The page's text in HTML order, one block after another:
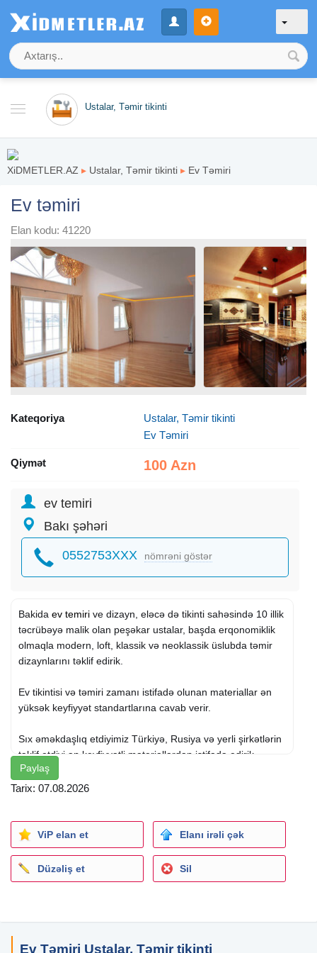
Ustalar, Təmir tikinti
XiDMETLER.AZ ▸ Ustalar, Təmir tikinti ▸ Ev Təmiri
Ev təmiri
Elan kodu: 41220
Kateqoriya
Ustalar, Təmir tikinti
Ev Təmiri
Qiymət 100 Azn
ev temiri
Bakı şəhəri
0552753XXX nömrəni göstər
Bakida ev temiri ve dizayn, eləcə də tikinti sahəsində 10 illik
təcrübəyə malik olan peşəkar ustalar, başda erqonomiklik
olmaqla modern, loft, klassik və neoklassik üslubda təmir
dizaynlarını təklif edirik.
Ev tikintisi və təmiri zamanı istifadə olunan materiallar ən
yüksək keyfiyyət standartlarına cavab verir.
Sıx əməkdaşlıq etdiyimiz Türkiyə, Rusiya və yerli şirkətlərin
təklif etdiyi ən keyfiyyətli materiallardan istifadə edirik.
Ev temiri ustalarin
elektriklər xidmətləri,
İstilik sistemləri (kombi),
alcipan İstənilən mürəkkəb fiqurları,
dizayner xidmətləri,
Paylaş
Tarix: 07.08.2026
ViP elan et Elanı irəli çək
Düzəliş et Sil
Ev Təmiri Ustalar, Təmir tikinti